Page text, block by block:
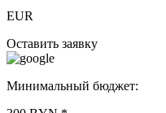
EUR
Оставить заявку
Минимальный бюджет: